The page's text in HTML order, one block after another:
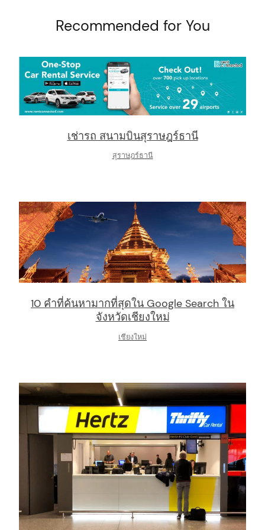
Recommended for You
เช่ารถ สนามบินสุราษฎร์ธานี
สุราษฎร์ธานี
10 คำที่ค้นหามากที่สุดใน Google Search ใน
จังหวัดเชียงใหม่
เชียงใหม่